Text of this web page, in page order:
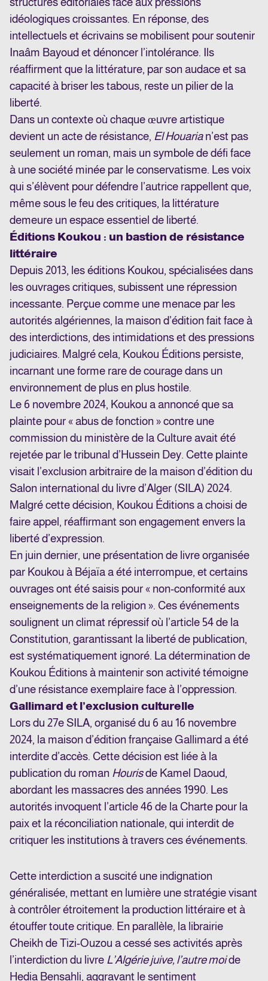
idéologiques croissantes. En réponse, des
intellectuels et écrivains se mobilisent pour soutenir
Inaâm Bayoud et dénoncer l’intolérance. Ils
réaffirment que la littérature, par son audace et sa
capacité à briser les tabous, reste un pilier de la
liberté.
Dans un contexte où chaque œuvre artistique
devient un acte de résistance, El Houarian’est pas
seulement un roman, mais un symbole de défi face
à une société minée par le conservatisme. Les voix
qui s’élèvent pour défendre l’autrice rappellent que,
même sous le feu des critiques, la littérature
demeure un espace essentiel de liberté.
Éditions Koukou : un bastion de résistance
littéraire
Depuis 2013, les éditions Koukou, spécialisées dans
les ouvrages critiques, subissent une répression
incessante. Perçue comme une menace par les
autorités algériennes, la maison d’édition fait face à
des interdictions, des intimidations et des pressions
judiciaires. Malgré cela, Koukou Éditions persiste,
incarnant une forme rare de courage dans un
environnement de plus en plus hostile.
Le 6 novembre 2024, Koukou a annoncé que sa
plainte pour « abus de fonction » contre une
commission du ministère de la Culture avait été
rejetée par le tribunal d’Hussein Dey. Cette plainte
visait l’exclusion arbitraire de la maison d’édition du
Salon international du livre d’Alger (SILA) 2024.
Malgré cette décision, Koukou Éditions a choisi de
faire appel, réaffirmant son engagement envers la
liberté d’expression.
En juin dernier, une présentation de livre organisée
par Koukou à Béjaïa a été interrompue, et certains
ouvrages ont été saisis pour « non-conformité aux
enseignements de la religion ». Ces événements
soulignent un climat répressif où l’article 54 de la
Constitution, garantissant la liberté de publication,
est systématiquement ignoré. La détermination de
Koukou Éditions à maintenir son activité témoigne
d’une résistance exemplaire face à l’oppression.
Gallimard et l’exclusion culturelle
Lors du 27e SILA, organisé du 6 au 16 novembre
2024, la maison d’édition française Gallimard a été
interdite d’accès. Cette décision est liée à la
publication du roman Hourisde Kamel Daoud,
abordant les massacres des années 1990. Les
autorités invoquent l’article 46 de la Charte pour la
paix et la réconciliation nationale, qui interdit de
critiquer les institutions à travers ces événements.
Cette interdiction a suscité une indignation
généralisée, mettant en lumière une stratégie visant
à contrôler étroitement la production littéraire et à
étouffer toute critique. En parallèle, la librairie
Cheikh de Tizi-Ouzou a cessé ses activités après
l’interdiction du livre L’Algérie juive, l’autre moide
Hedia Bensahli, aggravant le sentiment